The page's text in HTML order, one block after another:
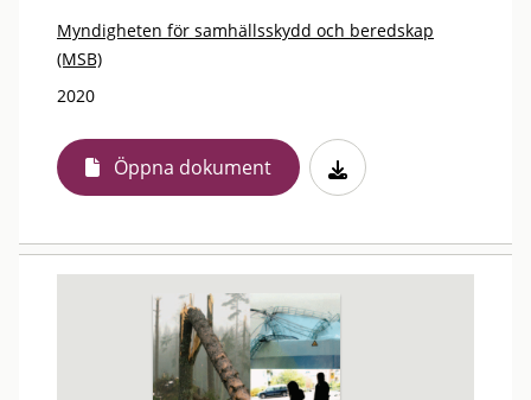
Myndigheten för samhällsskydd och beredskap
(MSB)
2020
Öppna dokument